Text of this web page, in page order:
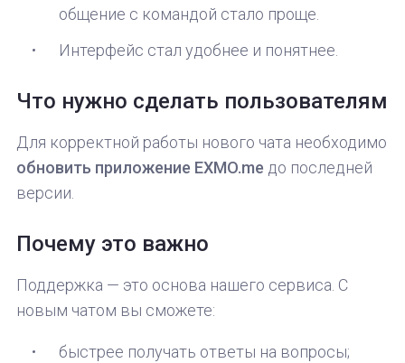
общение с командой стало проще.
Интерфейс стал удобнее и понятнее.
Что нужно сделать пользователям
Для корректной работы нового чата необходимо
обновить приложение EXMO.me до последней
версии.
Почему это важно
Поддержка — это основа нашего сервиса. С
новым чатом вы сможете:
быстрее получать ответы на вопросы;